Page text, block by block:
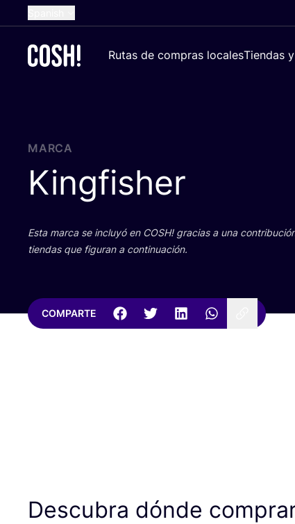
Dutch
Croatian
Rutas de compras localesTiendas
MARCA
Kingfisher
Esta mar­ca se inclu­yó en COSH! gra­cias a una
tien­das que figu­ran a continuación.
COMPARTE
Descubra dónde